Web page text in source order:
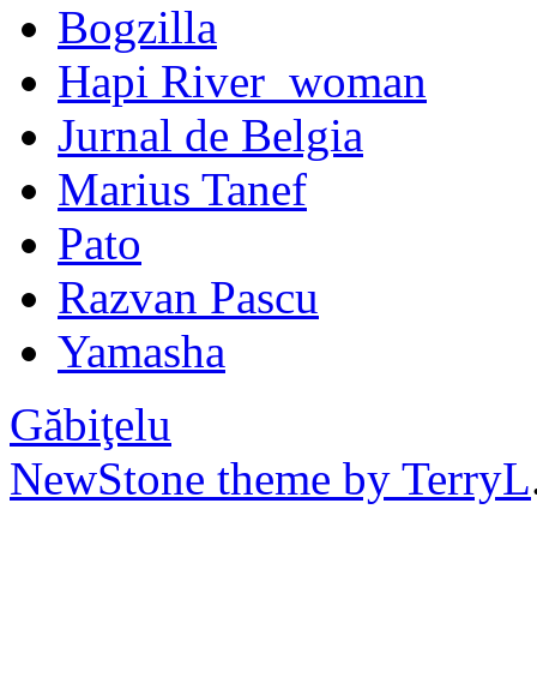
Bogzilla
Hapi River_woman
Jurnal de Belgia
Marius Tanef
Pato
Razvan Pascu
Yamasha
Găbiţelu
NewStone theme by TerryL